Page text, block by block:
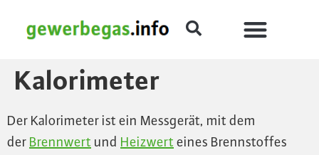
Kalorimeter
Der Kalorimeter ist ein Messgerät, mit dem
der Brennwert und Heizwert eines Brennstoffes